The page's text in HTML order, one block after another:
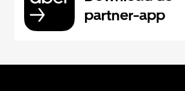
partner-app